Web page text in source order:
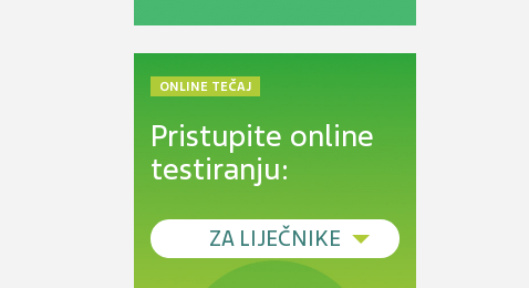
ONLINE TEČAJ
Pristupite online
testiranju:
ZA LIJEČNIKE